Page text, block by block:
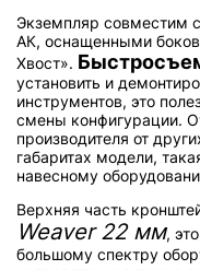
Экземпляр совместим
АК, оснащенными
Хвост».
установить и
инструментов, это
смены конфигурации.
производителя от
габаритах модели,
навесному
Верхняя часть
Weaver 22 мм,
большому спектру